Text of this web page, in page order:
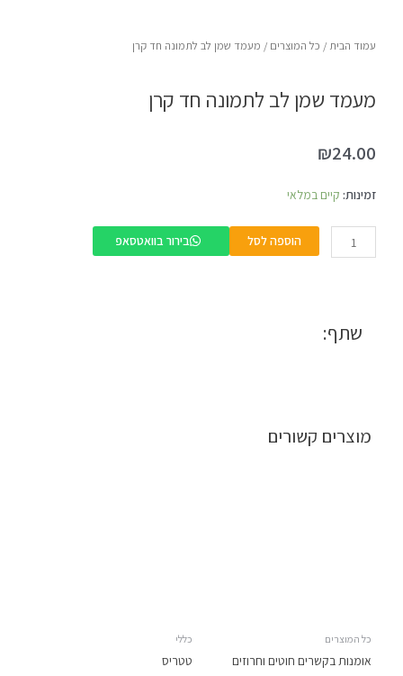
עמוד הבית / כל המוצרים / מעמד שמן לב לתמונה חד קרן
מעמד שמן לב לתמונה חד קרן
₪24.00
זמינות: קיים במלאי
כמות
שמן
קרן
הוספה לסל בירור בוואטסאפ
שתף:
מוצרים קשורים
כל המוצרים
אומנות בקשרים חוטים וחרוזים
כללי
טטריס